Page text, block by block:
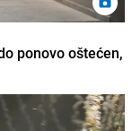
ponovo oštećen,